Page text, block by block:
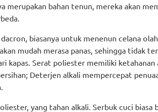
merupakan bahan tenun, mereka akan
biasanya untuk menenun celana
mudah merasa panas, sehingga tidak
kapas. Serat poliester memiliki
Deterjen alkali mempercepat
yang tahan alkali. Serbuk cuci biasa